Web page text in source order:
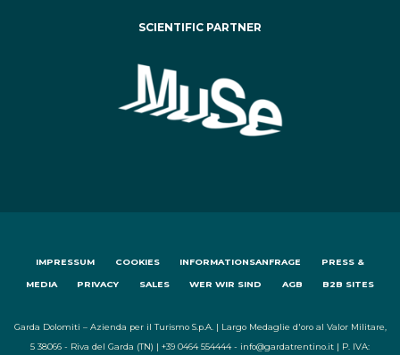
SCIENTIFIC PARTNER
IMPRESSUM COOKIES INFORMATIONSANFRAGE PRESS &
MEDIA PRIVACY SALES WER WIR SIND AGB B2B SITES
Garda Dolomiti – Azienda per il Turismo S.p.A. | Largo Medaglie d'oro al Valor Militare,
5 38066 - Riva del Garda (TN) | +39 0464 554444 - info@gardatrentino.it | P. IVA: